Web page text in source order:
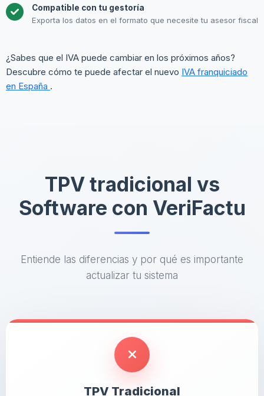
Compatible con tu gestoría
Exporta los datos en el formato que necesite tu asesor fiscal
¿Sabes que el IVA puede cambiar en los próximos años?
Descubre cómo te puede afectar el nuevo IVA franquiciado
en España .
TPV tradicional vs
Software con VeriFactu
Entiende las diferencias y por qué es importante
actualizar tu sistema
TPV Tradicional